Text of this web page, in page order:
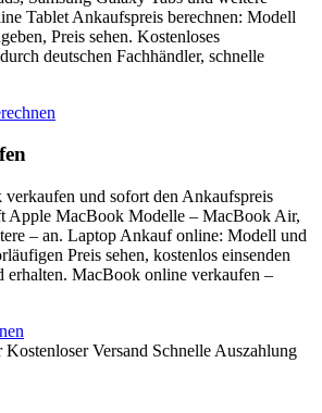
Tablet Ankaufspreis berechnen: Modell
Preis sehen. Kostenloses
deutschen Fachhändler, schnelle
und sofort den Ankaufspreis
Apple MacBook Modelle – MacBook Air,
– an. Laptop Ankauf online: Modell und
Preis sehen, kostenlos einsenden
erhalten. MacBook online verkaufen –
Kostenloser Versand Schnelle Auszahlung